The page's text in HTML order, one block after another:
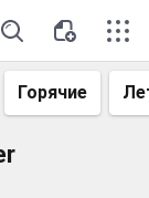
Горячие